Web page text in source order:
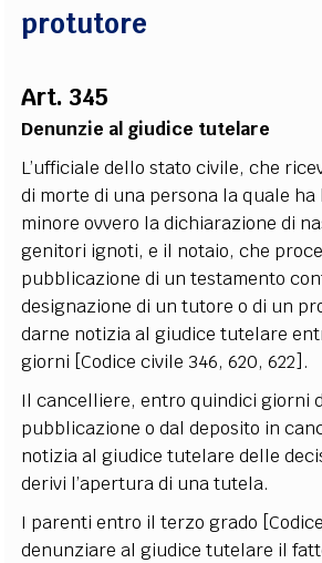
protutore
Art. 345
Denunzie al giudice tutelare
L’ufficiale dello stato civile, che
di morte di una persona la quale
minore ovvero la dichiarazione di
genitori ignoti, e il notaio, che
pubblicazione di un testamento
designazione di un tutore o di un
darne notizia al giudice tutelare
giorni [Codice civile 346, 620, 622].
Il cancelliere, entro quindici giorni
pubblicazione o dal deposito in
notizia al giudice tutelare delle
derivi l’apertura di una tutela.
I parenti entro il terzo grado
denunziare al giudice tutelare il